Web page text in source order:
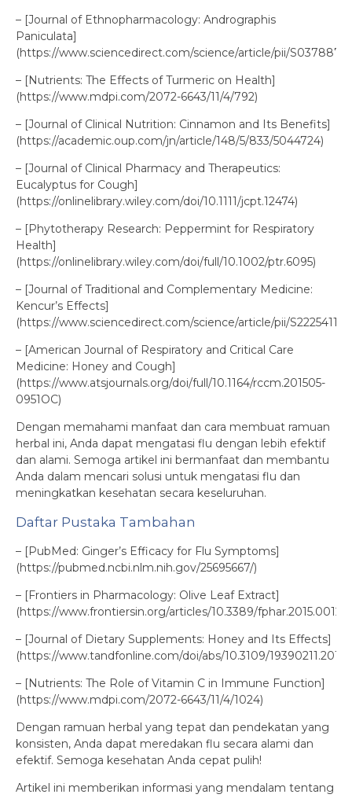
– [Journal of Ethnopharmacology: Andrographis
Paniculata]
(https://www.sciencedirect.com/science/article/pii/
– [Nutrients: The Effects of Turmeric on Health]
(https://www.mdpi.com/2072-6643/11/4/792)
– [Journal of Clinical Nutrition: Cinnamon and Its Benefits]
(https://academic.oup.com/jn/article/148/5/833/5044724)
– [Journal of Clinical Pharmacy and Therapeutics:
Eucalyptus for Cough]
(https://onlinelibrary.wiley.com/doi/10.1111/jcpt.12474)
– [Phytotherapy Research: Peppermint for Respiratory
Health]
(https://onlinelibrary.wiley.com/doi/full/10.1002/ptr.6095)
– [Journal of Traditional and Complementary Medicine:
Kencur’s Effects]
(https://www.sciencedirect.com/science/article/pii/
– [American Journal of Respiratory and Critical Care
Medicine: Honey and Cough]
(https://www.atsjournals.org/doi/full/10.1164/rccm.201505-
0951OC)
Dengan memahami manfaat dan cara membuat ramuan
herbal ini, Anda dapat mengatasi flu dengan lebih efektif
dan alami. Semoga artikel ini bermanfaat dan membantu
Anda dalam mencari solusi untuk mengatasi flu dan
meningkatkan kesehatan secara keseluruhan.
Daftar Pustaka Tambahan
– [PubMed: Ginger’s Efficacy for Flu Symptoms]
(https://pubmed.ncbi.nlm.nih.gov/25695667/)
– [Frontiers in Pharmacology: Olive Leaf Extract]
(https://www.frontiersin.org/articles/10.3389/
– [Journal of Dietary Supplements: Honey and Its Effects]
(https://www.tandfonline.com/doi/abs/10.3109/
– [Nutrients: The Role of Vitamin C in Immune Function]
(https://www.mdpi.com/2072-6643/11/4/1024)
Dengan ramuan herbal yang tepat dan pendekatan yang
konsisten, Anda dapat meredakan flu secara alami dan
efektif. Semoga kesehatan Anda cepat pulih!
Artikel ini memberikan informasi yang mendalam tentang